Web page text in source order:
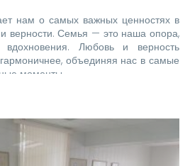
нам о самых важных ценностях в
верности. Семья — это наша опора,
Любовь и верность
объединяя нас в самые
моменты.